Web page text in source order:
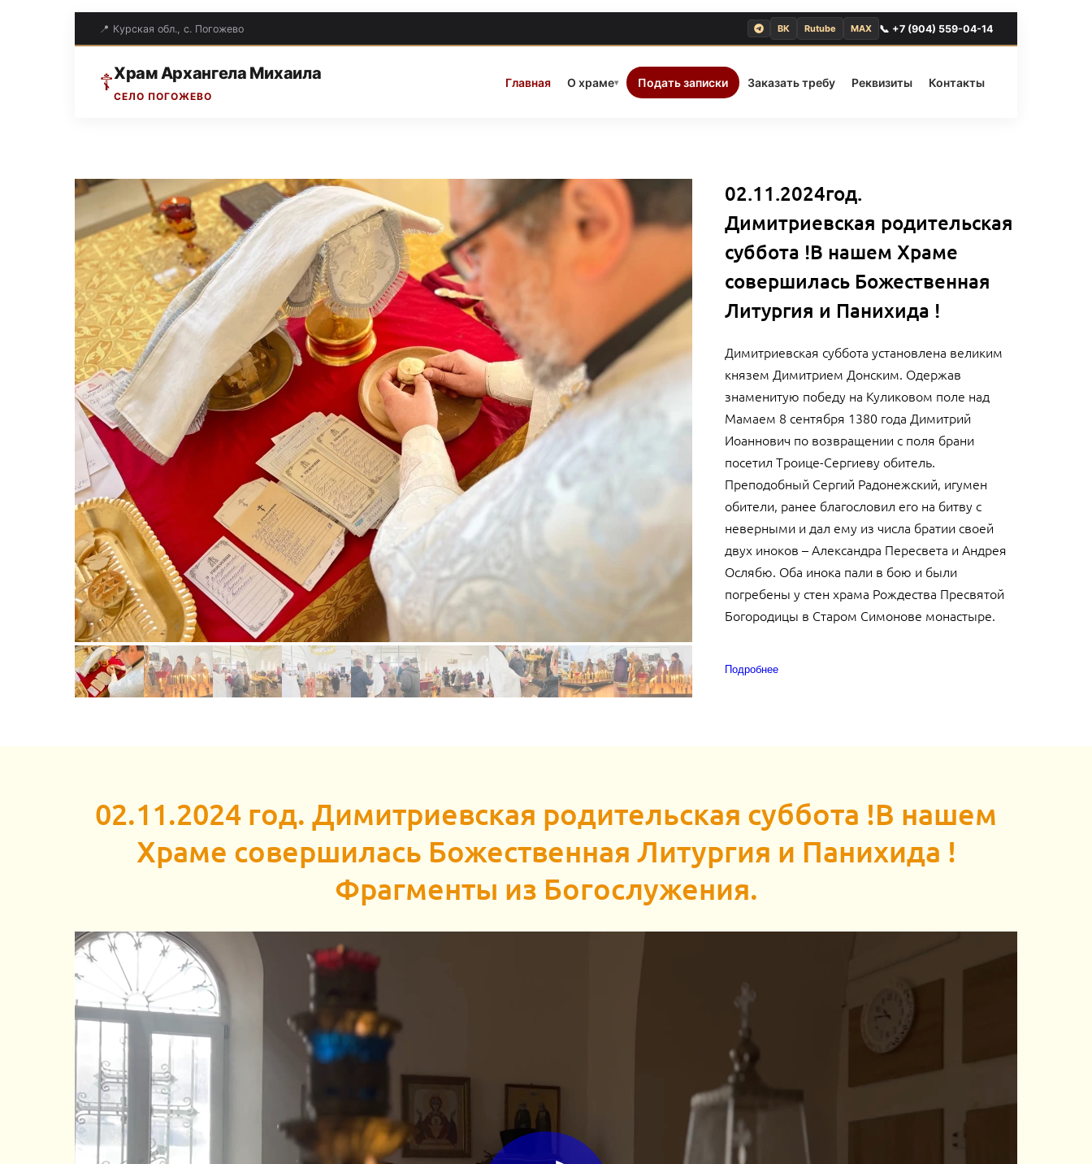
📍 Курская обл., с. Погожево ВК Rutube MAX 📞 +7 (904) 559-04-14
☦Храм Архангела Михаила
СЕЛО ПОГОЖЕВО
Главная О храме▾ Подать записки Заказать требу Реквизиты Контакты
02.11.2024год.
Димитриевская родительская
суббота !В нашем Храме
совершилась Божественная
Литургия и Панихида !
Димитриевская суббота установлена великим
князем Димитрием Донским. Одержав
знаменитую победу на Куликовом поле над
Мамаем 8 сентября 1380 года Димитрий
Иоаннович по возвращении с поля брани
посетил Троице-Сергиеву обитель.
Преподобный Сергий Радонежский, игумен
обители, ранее благословил его на битву с
неверными и дал ему из числа братии своей
двух иноков – Александра Пересвета и Андрея
Ослябю. Оба инока пали в бою и были
погребены у стен храма Рождества Пресвятой
Богородицы в Старом Симонове монастыре.
Подробнее
02.11.2024 год. Димитриевская родительская суббота !В нашем
Храме совершилась Божественная Литургия и Панихида !
Фрагменты из Богослужения.